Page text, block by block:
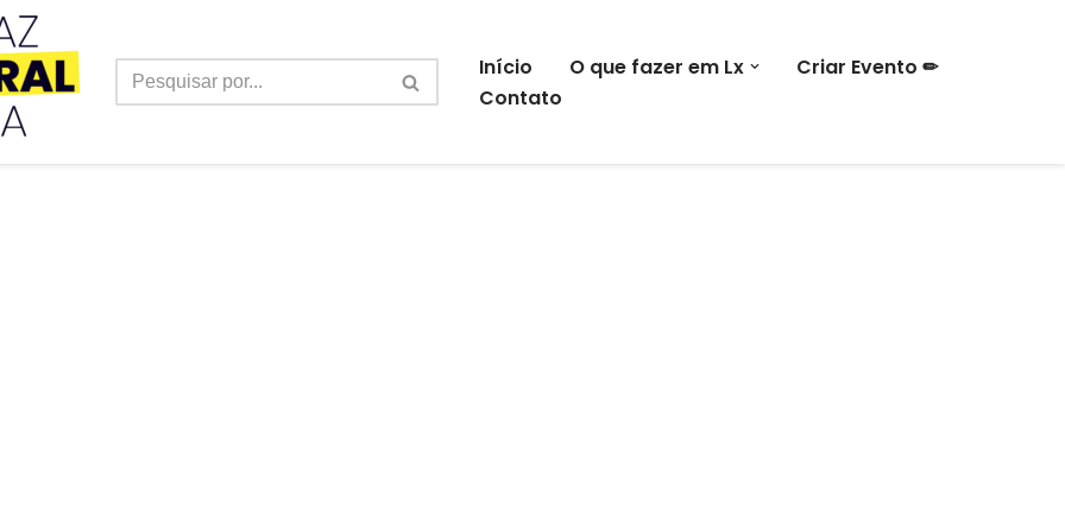
Início O que fazer em Lx
Criar Evento ✏
Contato